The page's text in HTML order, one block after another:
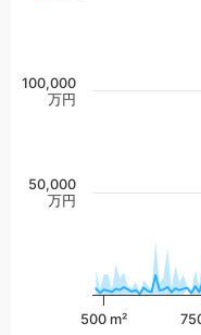
500 m²
50,000
万円
100,000
万円